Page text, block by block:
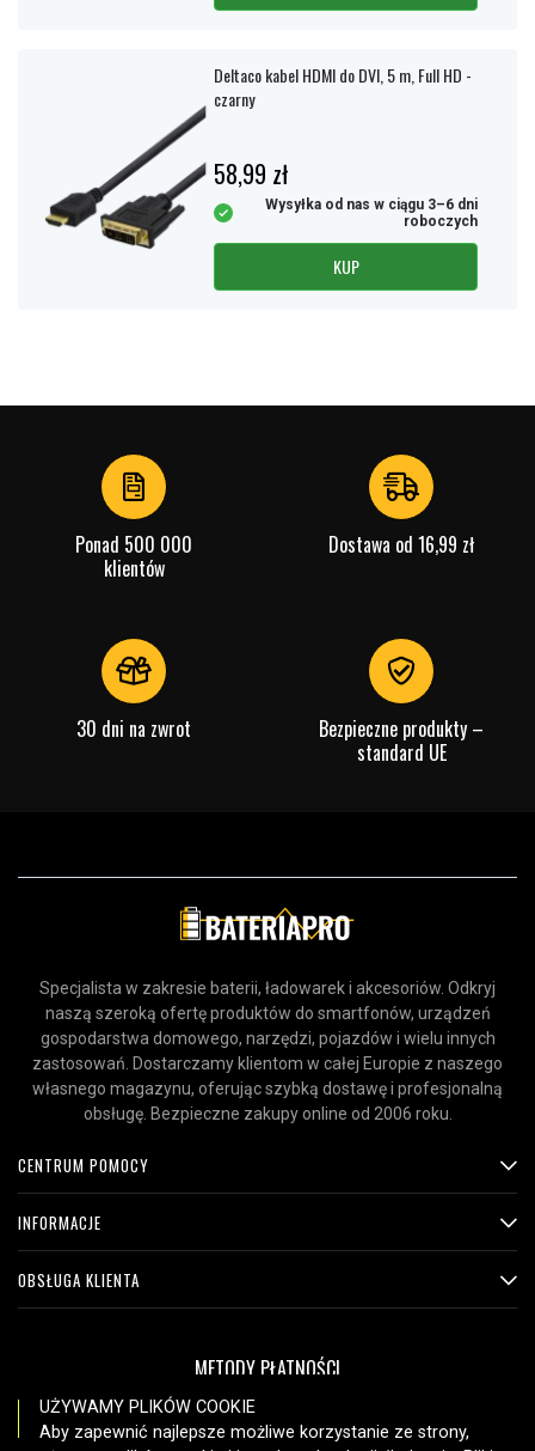
Deltaco kabel HDMI do DVI, 5 m, Full HD -
czarny
58,99 zł
Wysyłka od nas w ciągu 3–6 dni
roboczych
KUP
Ponad 500 000
klientów
Dostawa od 16,99 zł
30 dni na zwrot
Bezpieczne produkty –
standard UE
Specjalista w zakresie baterii, ładowarek i akcesoriów. Odkryj
naszą szeroką ofertę produktów do smartfonów, urządzeń
gospodarstwa domowego, narzędzi, pojazdów i wielu innych
zastosowań. Dostarczamy klientom w całej Europie z naszego
własnego magazynu, oferując szybką dostawę i profesjonalną
obsługę. Bezpieczne zakupy online od 2006 roku.
CENTRUM POMOCY
INFORMACJE
OBSŁUGA KLIENTA
METODY PŁATNOŚCI
UŻYWAMY PLIKÓW COOKIE
Aby zapewnić najlepsze możliwe korzystanie ze strony,